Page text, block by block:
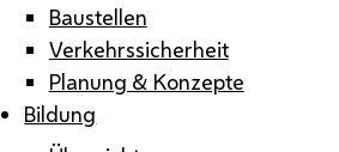
Baustellen
Verkehrssicherheit
Planung & Konzepte
Bildung